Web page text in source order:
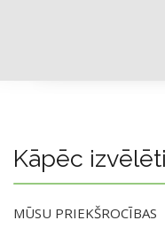
Kāpēc
MŪSU PRIEKŠROCĪBAS